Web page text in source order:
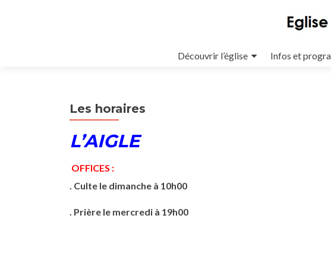
Découvrir l’église Infos et
Les horaires
L’AIGLE
OFFICES :
. Culte le dimanche à 10h00
. Prière le mercredi à 19h00